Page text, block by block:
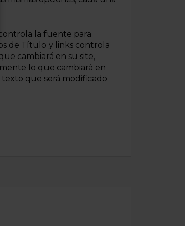
la fuente para
de Título y links controla
cambiará en su site,
lo que cambiará en
que será modificado